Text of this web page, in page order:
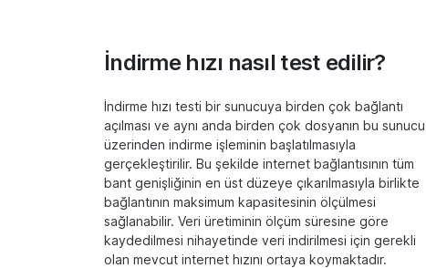
İndirme hızı nasıl test edilir?
İndirme hızı testi bir sunucuya birden çok bağlantı
açılması ve aynı anda birden çok dosyanın bu sunucu
üzerinden indirme işleminin başlatılmasıyla
gerçekleştirilir. Bu şekilde internet bağlantısının tüm
bant genişliğinin en üst düzeye çıkarılmasıyla birlikte
bağlantının maksimum kapasitesinin ölçülmesi
sağlanabilir. Veri üretiminin ölçüm süresine göre
kaydedilmesi nihayetinde veri indirilmesi için gerekli
olan mevcut internet hızını ortaya koymaktadır.